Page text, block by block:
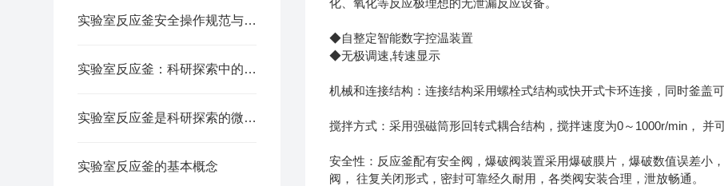
实验室反应釜安全操作规范与要点
实验室反应釜：科研探索中的高效工具
实验室反应釜是科研探索的微型工厂
实验室反应釜的基本概念
化、氧化等反应极理想的无泄漏反应设备。
◆自整定智能数字控温装置
◆无极调速,转速显示
机械和连接结构：连接结构采用螺栓式结构或快开式卡环连接，同时釜盖
搅拌方式：采用强磁筒形回转式耦合结构，搅拌速度为0～1000r/min， 并
安全性：反应釜配有安全阀，爆破阀装置采用爆破膜片，爆破数值误差小
阀， 往复关闭形式，密封可靠经久耐用，各类阀安装合理，泄放畅通。